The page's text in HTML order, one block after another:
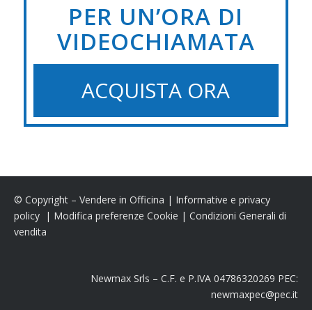
PER UN’ORA DI
VIDEOCHIAMATA
ACQUISTA ORA
© Copyright – Vendere in Officina | Informative e privacy
policy | Modifica preferenze Cookie | Condizioni Generali di
vendita
Newmax Srls – C.F. e P.IVA 04786320269 PEC:
newmaxpec@pec.it